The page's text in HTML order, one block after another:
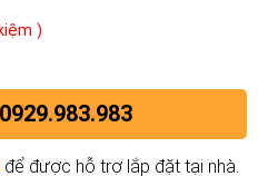
)
để được hỗ trợ lắp đặt tại nhà.